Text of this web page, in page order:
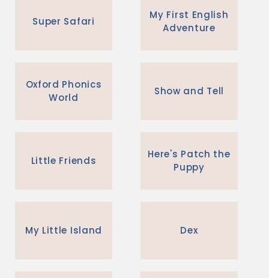
Super Safari
My First English
Adventure
Oxford Phonics
World
Show and Tell
Little Friends
Here's Patch the
Puppy
My Little Island Dex